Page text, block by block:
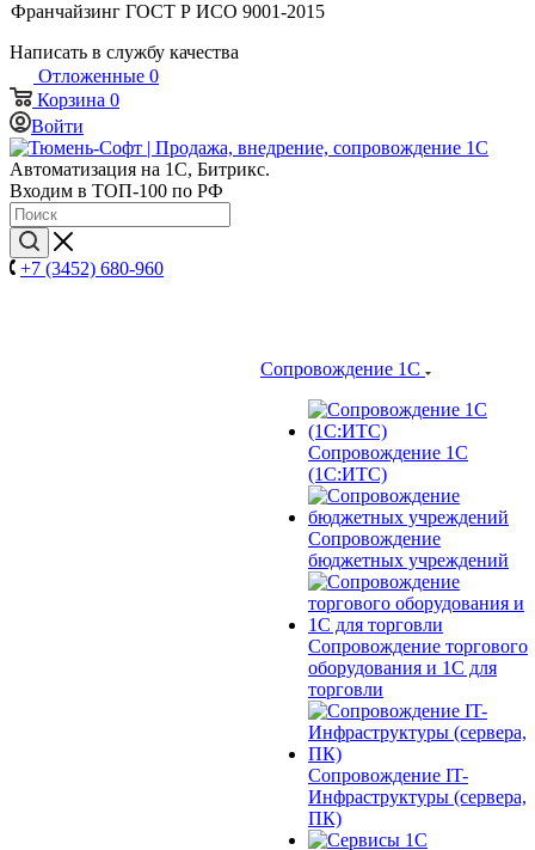
Франчайзинг ГОСТ Р ИСО 9001-2015
Написать в службу качества
Отложенные 0
Корзина 0
Войти
Автоматизация на 1С, Битрикс.
Входим в ТОП-100 по РФ
+7 (3452) 680-960
Сопровождение 1С
Сопровождение 1С
(1С:ИТС)
Сопровождение
бюджетных учреждений
Сопровождение торгового
оборудования и 1С для
торговли
Сопровождение IT-
Инфраструктуры (сервера,
ПК)